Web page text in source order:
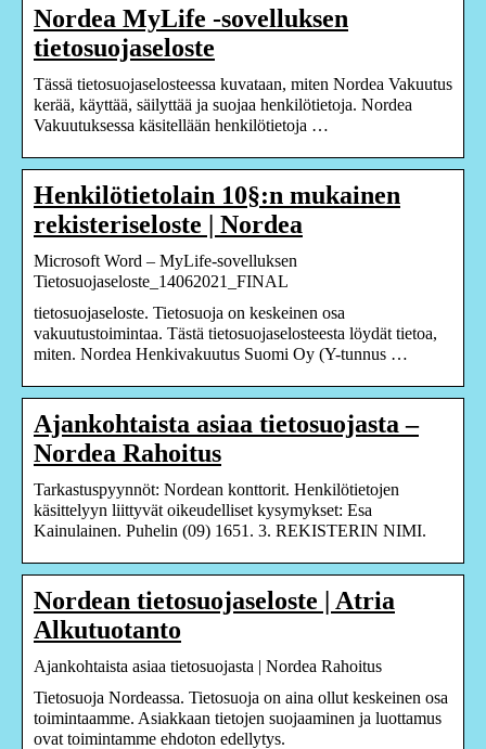
Nordea MyLife -sovelluksen
tietosuojaseloste
Tässä tietosuojaselosteessa kuvataan, miten Nordea Vakuutus
kerää, käyttää, säilyttää ja suojaa henkilötietoja. Nordea
Vakuutuksessa käsitellään henkilötietoja …
Henkilötietolain 10§:n mukainen
rekisteriseloste | Nordea
Microsoft Word – MyLife-sovelluksen
Tietosuojaseloste_14062021_FINAL
tietosuojaseloste. Tietosuoja on keskeinen osa
vakuutustoimintaa. Tästä tietosuojaselosteesta löydät tietoa,
miten. Nordea Henkivakuutus Suomi Oy (Y-tunnus …
Ajankohtaista asiaa tietosuojasta –
Nordea Rahoitus
Tarkastuspyynnöt: Nordean konttorit. Henkilötietojen
käsittelyyn liittyvät oikeudelliset kysymykset: Esa
Kainulainen. Puhelin (09) 1651. 3. REKISTERIN NIMI.
Nordean tietosuojaseloste | Atria
Alkutuotanto
Ajankohtaista asiaa tietosuojasta | Nordea Rahoitus
Tietosuoja Nordeassa. Tietosuoja on aina ollut keskeinen osa
toimintaamme. Asiakkaan tietojen suojaaminen ja luottamus
ovat toimintamme ehdoton edellytys.